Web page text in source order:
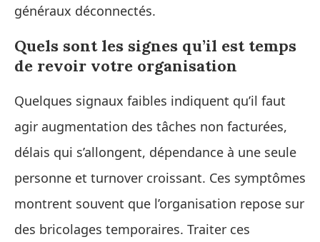
généraux déconnectés.
Quels sont les signes qu’il est temps
de revoir votre organisation
Quelques signaux faibles indiquent qu’il faut
agir augmentation des tâches non facturées,
délais qui s’allongent, dépendance à une seule
personne et turnover croissant. Ces symptômes
montrent souvent que l’organisation repose sur
des bricolages temporaires. Traiter ces